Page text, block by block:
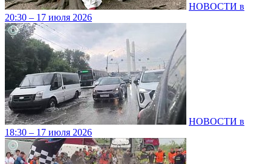
НОВОСТИ в
20:30 – 17 июля 2026
НОВОСТИ в
18:30 – 17 июля 2026